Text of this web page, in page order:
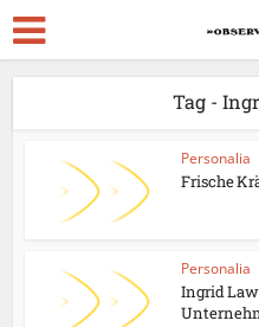
Tag -
Personalia
Frische
Personalia
Ingrid